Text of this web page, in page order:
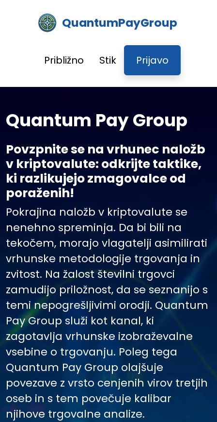
QuantumPayGroup
Približno Stik Prijavo
Quantum Pay Group
Povzpnite se na vrhunec naložb
v kriptovalute: odkrijte taktike,
ki razlikujejo zmagovalce od
poraženih!
Pokrajina naložb v kriptovalute se
nenehno spreminja. Da bi bili na
tekočem, morajo vlagatelji asimilirati
vrhunske metodologije trgovanja in
zvitost. Na žalost številni trgovci
zamudijo priložnost, da se seznanijo s
temi nepogrešljivimi orodji. Quantum
Pay Group služi kot kanal, ki
zagotavlja vrhunske izobraževalne
vsebine o trgovanju. Poleg tega
Quantum Pay Group olajšuje
povezave z vrsto cenjenih virov tretjih
oseb in s tem povečuje kalibar
njihove trgovalne analize.